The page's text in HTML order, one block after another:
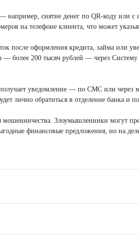
снятие денег по QR-коду или
на телефоне клиента, что может
после оформления кредита, займа или
— более 200 тысяч рублей — через
уведомление — по СМС или
лично обратиться в отделение банка и
Злоумышленники могут
финансовые предложения, но на